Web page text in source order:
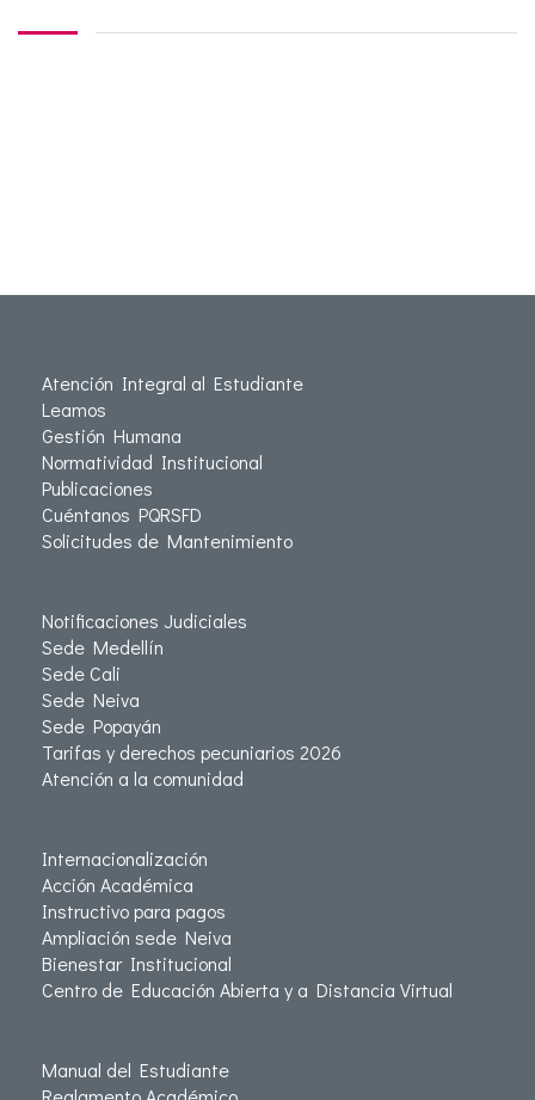
Atención Integral al Estudiante
Leamos
Gestión Humana
Normatividad Institucional
Publicaciones
Cuéntanos PQRSFD
Solicitudes de Mantenimiento
Notificaciones Judiciales
Sede Medellín
Sede Cali
Sede Neiva
Sede Popayán
Tarifas y derechos pecuniarios 2026
Atención a la comunidad
Internacionalización
Acción Académica
Instructivo para pagos
Ampliación sede Neiva
Bienestar Institucional
Centro de Educación Abierta y a Distancia Virtual
Manual del Estudiante